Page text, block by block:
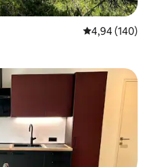
4,94 de uma
4,94 (140)